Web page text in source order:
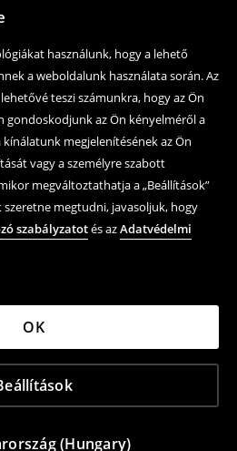
használunk, hogy a lehető
a weboldalunk használata során. Az
teszi számunkra, hogy az Ön
gondoskodjunk az Ön kényelméről a
megjelenítésének az Ön
vagy a személyre szabott
megváltoztathatja a „Beállítások”
megtudni, javasoljuk, hogy
szabályzatotés azAdatvédelmi
OK
(Hungary)
minket
és adatvédelmi szabályzat
Cégjegyzékszám: Cg.01-09-